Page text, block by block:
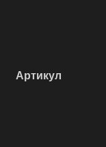
Артикул